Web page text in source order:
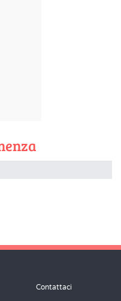
Contattaci